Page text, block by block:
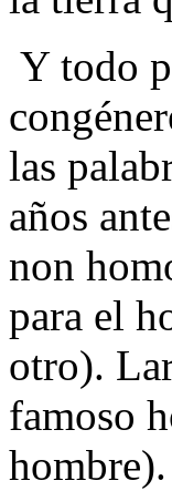
Y todo
las
años
non
para el
otro).
famoso
hombre).